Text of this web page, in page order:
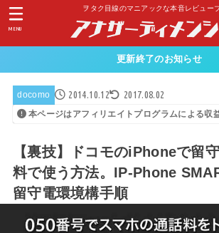
ヲタク目線のマニアックな本音レビュー
MENU
更新終了のお知らせ
docomo 2014.10.12 2017.08.02
本ページはアフィリエイトプログラムによる収
【裏技】ドコモのiPhoneで留
料で使う方法。IP-Phone
留守電環境構手順